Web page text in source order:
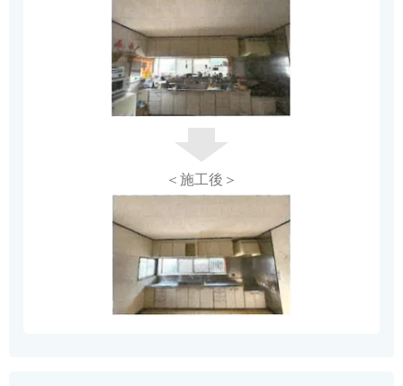
＜施工後＞